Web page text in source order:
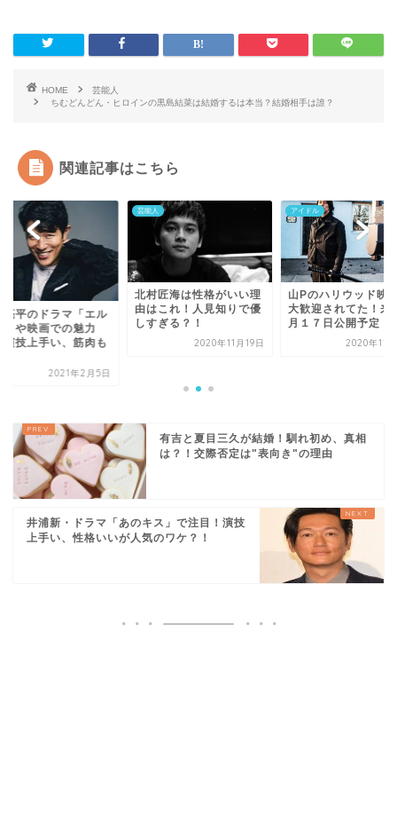
HOME
芸能人
ちむどんどん・ヒロインの黒島結菜は結婚するは本当？結婚相手は誰？
関連記事はこちら
亮平のドラマ「エル
」や映画での魅力
演技上手い、筋肉も
2021年2月5日
芸能人
北村匠海は性格がいい理
由はこれ！人見知りで優
しすぎる？！
2020年11月19日
アイドル
山Pのハリウッド映
大歓迎されてた！来
月１７日公開予定！
2020年11
有吉と夏目三久が結婚！馴れ初め、真相
は？！交際否定は"表向き"の理由
井浦新・ドラマ「あのキス」で注目！演技
上手い、性格いいが人気のワケ？！